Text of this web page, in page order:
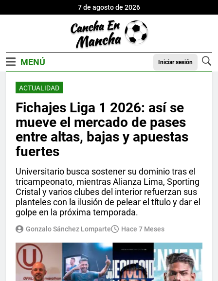
7 de agosto de 2026
Iniciar sesión
ACTUALIDAD
Fichajes Liga 1 2026: así se
mueve el mercado de pases
entre altas, bajas y apuestas
fuertes
Universitario busca sostener su dominio tras el
tricampeonato, mientras Alianza Lima, Sporting
Cristal y varios clubes del interior refuerzan sus
planteles con la ilusión de pelear el título y dar el
golpe en la próxima temporada.
Gonzalo Sánchez Lomparte Hace 7 Meses